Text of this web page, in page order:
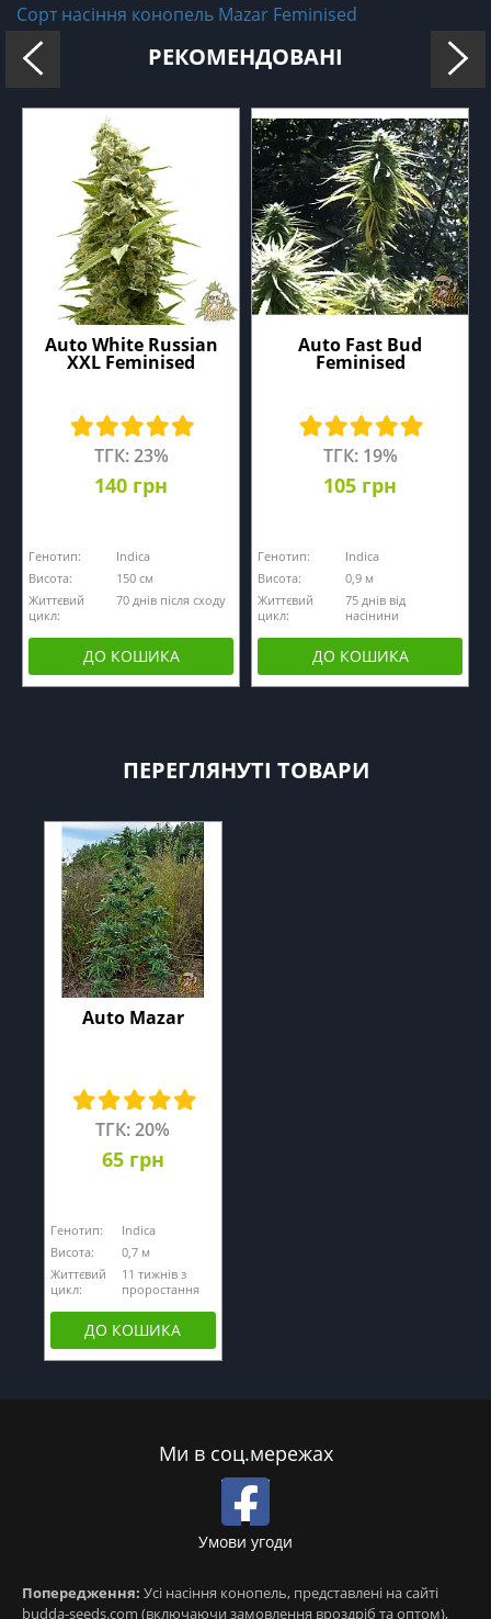
Сорт насіння конопель Mazar Feminised
РЕКОМЕНДОВАНІ
Auto White Russian
XXL Feminised
ТГК: 23%
140 грн
Генотип:
Indica
Висота:
150 см
Життєвий
цикл:
70 днів після сходу
ДО КОШИКА
Auto Fast Bud
Feminised
ТГК: 19%
105 грн
Генотип:
Indica
Висота:
0,9 м
Життєвий
цикл:
75 днів від
насінини
ДО КОШИКА
ПЕРЕГЛЯНУТІ ТОВАРИ
Auto Mazar
ТГК: 20%
65 грн
Генотип:
Indica
Висота:
0,7 м
Життєвий
цикл:
11 тижнів з
проростання
ДО КОШИКА
Ми в соц.мережах
Умови угоди
Попередження: Усі насіння конопель, представлені на сайті
budda-seeds.com (включаючи замовлення вроздріб та оптом),